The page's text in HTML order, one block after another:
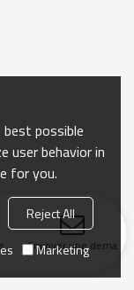
Envoyer une
possible
user behavior in
for you.
Reject All
Marketing